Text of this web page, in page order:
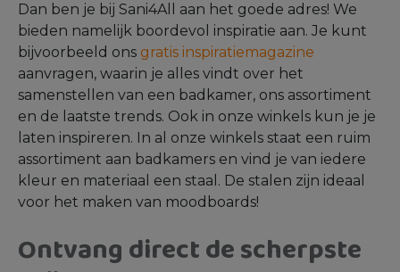
Design badkamer: stel jouw exclusieve design
badkamer samen met donkere marmerlook
tegels en beige tegels, massief eiken meubels,
wit sanitair en mat zwarte kranen.
Hotel chique badkamer : kies voor opvallende
Onix tegels en grijze tegels, notenhouten
meubels, wit of zwart sanitair en goudkleurige
badkamer.
Luxe badkamer: creëer jouw luxe exclusieve